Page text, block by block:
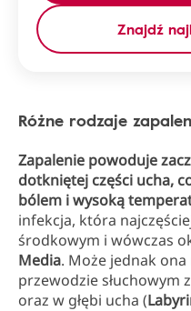
Znajdź
Różne rodzaje
Zapalenie powoduje
dotkniętej części ucha,
bólem i wysoką
infekcja, która
środkowym i wówczas
Media. Może jednak
przewodzie słuchowym
oraz w głębi ucha (